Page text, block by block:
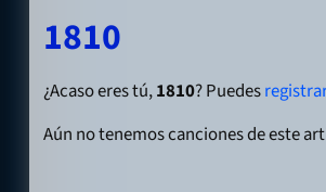
1810
¿Acaso eres tú,1810? Puedes
Aún no tenemos canciones de este